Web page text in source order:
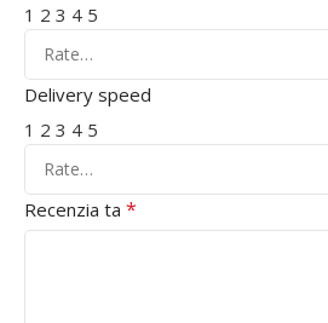
1 2 3 4 5
Delivery speed
1 2 3 4 5
Recenzia ta *